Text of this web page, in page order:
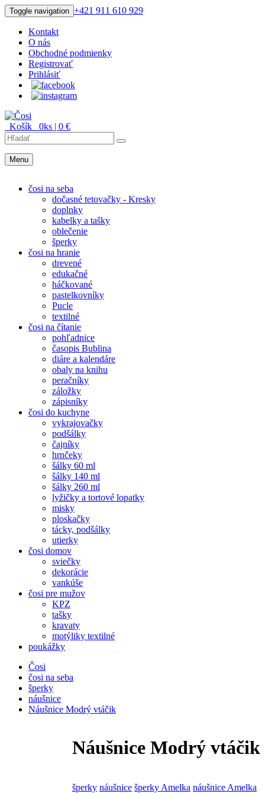
Toggle navigation +421 911 610 929
Kontakt
O nás
Obchodné podmienky
Registrovať
Prihlásiť
Košík 0ks | 0 €
Menu
čosi na seba
dočasné tetovačky - Kresky
doplnky
kabelky a tašky
oblečenie
šperky
čosi na hranie
drevené
edukačné
háčkované
pastelkovníky
Pucle
textilné
čosi na čítanie
pohľadnice
časopis Bublina
diáre a kalendáre
obaly na knihu
peračníky
záložky
zápisníky
čosi do kuchyne
vykrajovačky
podšálky
čajníky
hrnčeky
šálky 60 ml
šálky 140 ml
šálky 260 ml
lyžičky a tortové lopatky
misky
ploskačky
tácky, podšálky
utierky
čosi domov
sviečky
dekorácie
vankúše
čosi pre mužov
KPZ
tašky
kravaty
motýliky textilné
poukážky
Čosi
čosi na seba
šperky
náušnice
Náušnice Modrý vtáčik
Náušnice Modrý vtáčik
šperky náušnice šperky Amelka náušnice Amelka